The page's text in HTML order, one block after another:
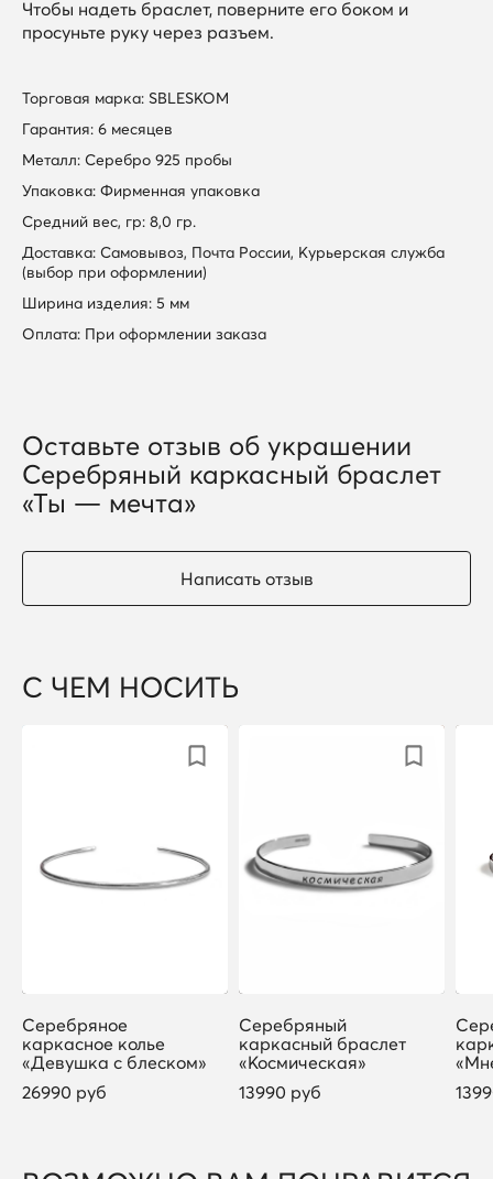
Чтобы надеть браслет, поверните его боком и
просуньте руку через разъем.
Торговая марка: SBLESKOM
Гарантия: 6 месяцев
Металл: Серебро 925 пробы
Упаковка: Фирменная упаковка
Средний вес, гр: 8,0 гр.
Доставка: Самовывоз, Почта России, Курьерская служба
(выбор при оформлении)
Ширина изделия: 5 мм
Оплата: При оформлении заказа
Оставьте отзыв об украшении
Серебряный каркасный браслет
«Ты — мечта»
Написать отзыв
С ЧЕМ НОСИТЬ
Серебряное
каркасное колье
«Девушка с блеском»
26990 руб
Серебряный
каркасный браслет
«Космическая»
13990 руб